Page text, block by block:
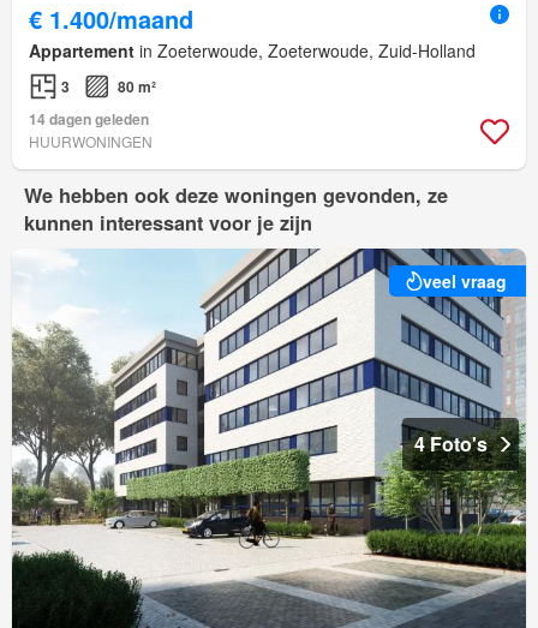
€ 1.400/maand
Appartement in Zoeterwoude, Zoeterwoude, Zuid-Holland
3
80 m²
14 dagen geleden
HUURWONINGEN
We hebben ook deze woningen gevonden, ze
kunnen interessant voor je zijn
veel vraag
4 Foto's